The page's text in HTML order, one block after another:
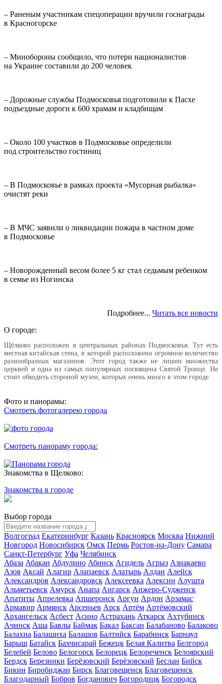
– Раненым участникам спецоперации вручили госнаграды
в Красногорске
– Минобороны сообщило, что потери националистов
на Украине составили до 200 человек
– Дорожные службы Подмосковья подготовили к Пасхе
подъездные дороги к 600 храмам и кладбищам
– Около 100 участков в Подмосковье определили
под строительство гостиниц
– В Подмосковье в рамках проекта «Мусорная рыбалка»
очистят реки
– В МЧС заявили о ликвидации пожара в частном доме
в Подмосковье
– Новорожденный весом более 5 кг стал седьмым ребенком
в семье из Ногинска
Подробнее... Читать все новости
О городе:
Щёлково расположен в центральных районах Подмосковья. Тут есть
местная китайская стена, в которой расположено огромное количество
разнообразных магазинов. Этот город также не лишен множества
церквей и одна из самых популярных посвящена Святой Троице. Не
стоит обходить стороной музеи, которых очень много в этом городе.
Фото и панорамы:
Смотреть фотогалерею города
Смотреть панораму города:
Знакомства в Щелково:
Знакомства в городе
Выбор города
Волгоград Екатеринбург Казань Красноярск Москва Нижний
Новгород Новосибирск Омск Пермь Ростов-на-Дону Самара
Санкт-Петербург Уфа Челябинск
Абаза Абакан Абдулино Абинск Агидель Агрыз Азнакаево
Азов Аксай Алагир Алапаевск Алатырь Алдан Алейск
Александров Александровск Алексеевка Алексин Алушта
Альметьевск Амурск Анапа Ангарск Анжеро-Судженск
Апатиты Апрелевка Апшеронск Аргун Ардон Арзамас
Армавир Армянск Арсеньев Арск Артём Артёмовский
Архангельск Асбест Асино Астрахань Аткарск Ахтубинск
Ачинск Аша Бавлы Баймак Бакал Баксан Балабаново Балаково
Балахна Балашиха Балашов Балтийск Барабинск Барнаул
Барыш Батайск Бахчисарай Бежецк Белая Калитва Белгород
Белебей Белово Белогорск Белорецк Белореченск Белоярский
Бердск Березники Берёзовский Берёзовский Беслан Бийск
Бикин Биробиджан Бирск Благовещенск Благовещенск
Благодарный Бобров Богданович Богородицк Богородск